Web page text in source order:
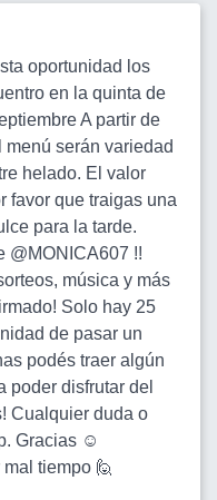
oportunidad los
en la quinta de
A partir de
menú serán variedad
helado. El valor
favor que traigas una
para la tarde.
@MONICA607 !!
música y más
Solo hay 25
de pasar un
podés traer algún
poder disfrutar del
Cualquier duda o
Gracias ☺️
tiempo 🙋